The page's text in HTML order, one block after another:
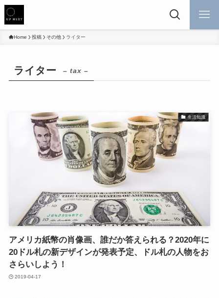
Home 投稿 その他 ライター
ライター – tax –
生活知識
アメリカ紙幣の肖像画、誰だか答えられる？2020年に
20ドル札の新デザインが発表予定、ドル札の人物をお
さらいしよう！
2019-04-17